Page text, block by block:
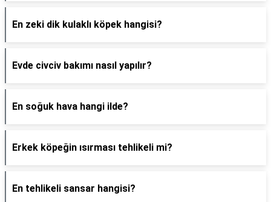
En zeki dik kulaklı köpek hangisi?
Evde civciv bakımı nasıl yapılır?
En soğuk hava hangi ilde?
Erkek köpeğin ısırması tehlikeli mi?
En tehlikeli sansar hangisi?